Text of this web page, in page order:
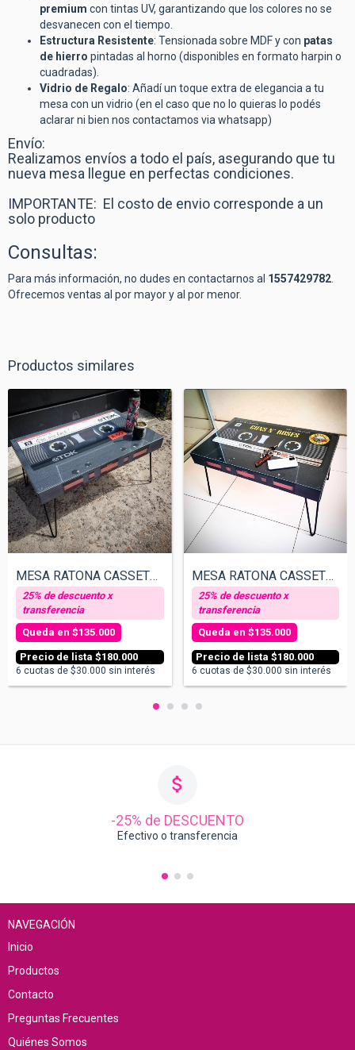
premium con tintas UV, garantizando que los colores no se
desvanecen con el tiempo.
Estructura Resistente: Tensionada sobre MDF y con patas
de hierro pintadas al horno (disponibles en formato harpin o
cuadradas).
Vidrio de Regalo: Añadí un toque extra de elegancia a tu
mesa con un vidrio (en el caso que no lo quieras lo podés
aclarar ni bien nos contactamos via whatsapp)
Envío:
Realizamos envíos a todo el país, asegurando que tu
nueva mesa llegue en perfectas condiciones.
IMPORTANTE: El costo de envio corresponde a un
solo producto
Consultas:
Para más información, no dudes en contactarnos al 1557429782
Ofrecemos ventas al por mayor y al por menor.
Productos similares
MESA RATONA CASSETTE - TEXTO PERSONALIZA...
$180.000
$135.000
6 cuotas de $30.000 sin interés
MESA RATONA CASSETTE - GUNS
$180.000
$135.000
6 cuotas de $30.000 sin interés
-25% de DESCUENTO
Efectivo o transferencia
NAVEGACIÓN
Inicio
Productos
Contacto
Preguntas Frecuentes
Quiénes Somos